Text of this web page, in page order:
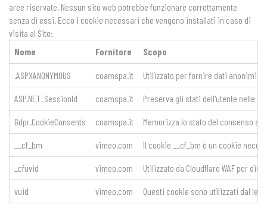
aree riservate. Nessun sito web potrebbe funzionare correttamente
senza di essi. Ecco i cookie necessari che vengono installati in caso di
visita al Sito:
Nome
Fornitore Scopo
.ASPXANONYMOUS coamspa.it Utilizzato per fornire dati anonimi
ASP.NET_SessionId coamspa.it Preserva gli stati dell'utente nelle
Gdpr.CookieConsents coamspa.it Memorizza lo stato del consenso
__cf_bm vimeo.com Il cookie __cf_bm è un cookie
_cfuvid vimeo.com Utilizzato da Cloudflare WAF per
vuid vimeo.com Questi cookie sono utilizzati dal